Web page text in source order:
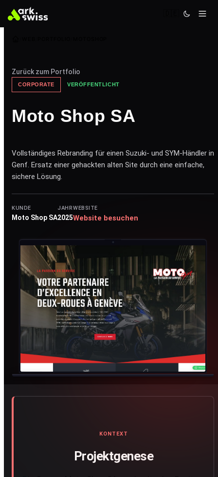
Zurück zum Portfolio
CORPORATE VERÖFFENTLICHT
Moto Shop SA
Vollständiges Rebranding für einen Suzuki- und SYM-Händler in
Genf. Ersatz einer gehackten alten Site durch eine einfache,
sichere Lösung.
KUNDE
Moto Shop SA
JAHR
2025
WEBSITE
Website besuchen
KONTEXT
Projektgenese